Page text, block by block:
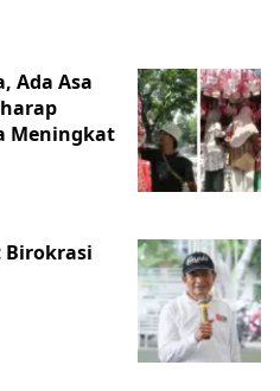
Ada Asa
Meningkat
Birokrasi